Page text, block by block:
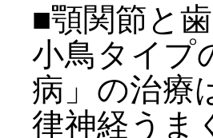
■顎関節と
小鳥タイプ
病」の治療
律神経うま